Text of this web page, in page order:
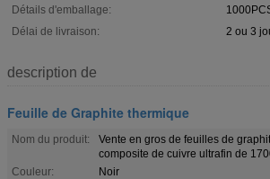
Détails d'emballage:
Délai de livraison:
2 ou 3
description de
Feuille de Graphite thermique
Nom du produit:
Vente en gros de feuilles de
composite de cuivre ultrafin de
Couleur:
Noir